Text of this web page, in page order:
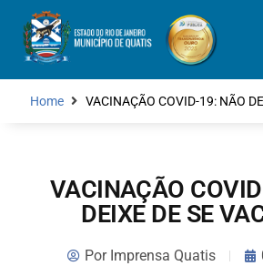
Home VACINAÇÃO COVID-19: NÃO
VACINAÇÃO
DEIXE DE SE
PorImprensa Quatis